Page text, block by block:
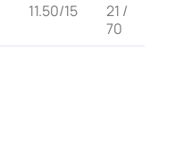
11.50/15
21 /
70